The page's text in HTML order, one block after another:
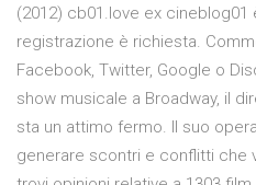
(2012) cb01.love ex cineblog01
registrazione è richiesta.
Facebook, Twitter, Google o
show musicale a Broadway, il
sta un attimo fermo. Il suo
generare scontri e conflitti che